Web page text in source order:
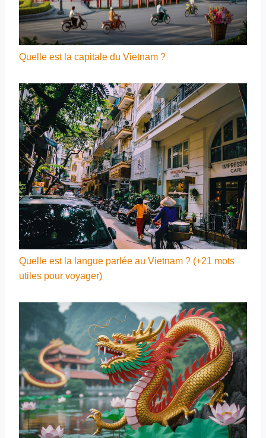
Quelle est la capitale du Vietnam ?
Quelle est la langue parlée au Vietnam ? (+21 mots
utiles pour voyager)